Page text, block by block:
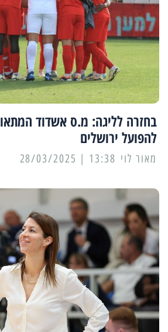
בחזרה לליגה: מ.ס אשדוד
להפועל ירושלים
מאור לוי 13:38 | 28/03/2025